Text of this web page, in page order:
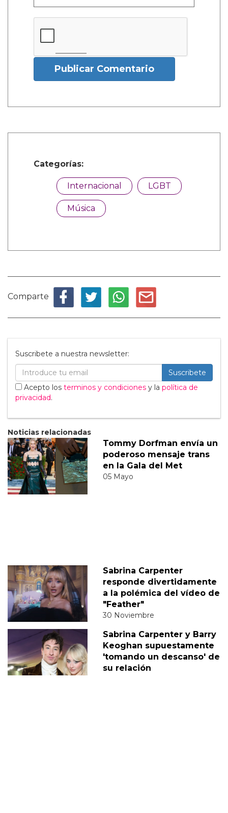
Publicar Comentario
Categorías:
Internacional LGBT
Música
Comparte
Suscribete a nuestra newsletter:
Suscribete
Acepto los terminos y condiciones y la política de
privacidad.
Noticias relacionadas
Tommy Dorfman envía un
poderoso mensaje trans
en la Gala del Met
05 Mayo
Sabrina Carpenter
responde divertidamente
a la polémica del vídeo de
"Feather"
30 Noviembre
Sabrina Carpenter y Barry
Keoghan supuestamente
'tomando un descanso' de
su relación